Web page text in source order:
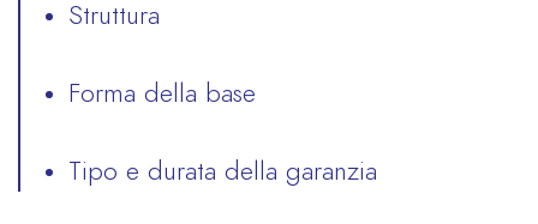
Struttura
Forma della base
Tipo e durata della garanzia